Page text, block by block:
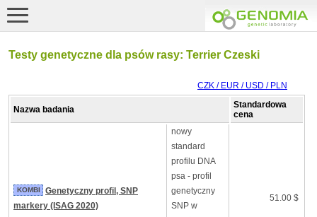
Testy genetyczne dla psów rasy: Terrier Czeski
CZK / EUR / USD / PLN
Nazwa badania
Standardowa
cena
KOMBI
Genetyczny profil, SNP
markery (ISAG 2020)
nowy
standard
profilu DNA
psa - profil
genetyczny
SNP w
51.00 $